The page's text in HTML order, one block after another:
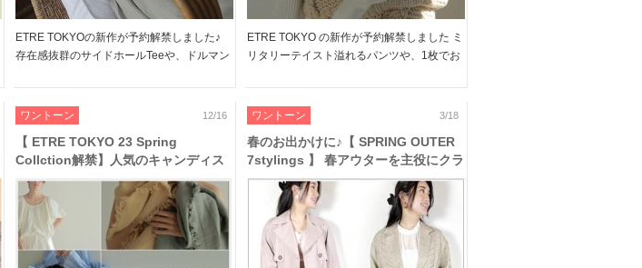
ETRE TOKYOの新作が予約解禁しました♪
存在感抜群のサイドホールTeeや、ドルマン
シュアップしてくれる ETREらしいアイテム
がラインアップしています 是非チェックし
てくだ […]
ETRE TOKYO の新作が予約解禁しました ミ
リタリーテイスト溢れるパンツや、1枚でお
ぷりなアイテムがラインナップ♪ 大人のワン
トーンにもおすすめ、ブーツなど春小物をプ
ラスして […]
ワントーン 12/16
【 ETRE TOKYO 23 Spring
Collction解禁】人気のキャンディス
リーブやエフォートレスなリネンブラ
ウスなど、洗練されたアイテムが待望
の予約解禁!!～12/21 23:59
ワントーン 3/18
春のお出かけに♪【 SPRING OUTER
7stylings 】 春アウターを主役にクラ
シカルからマニッシュまで人気ブラン
ドの映える７コーデをご紹介♪